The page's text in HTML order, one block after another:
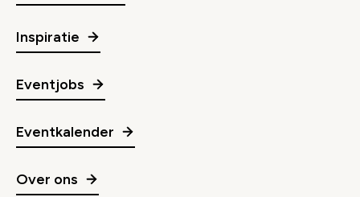
Inspiratie
Eventjobs
Eventkalender
Over ons